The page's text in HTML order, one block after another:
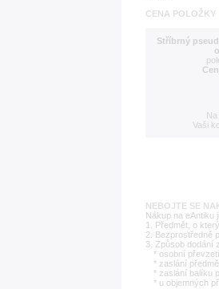
CENA POLOŽKY
Stříbrný
Vaši
NEBOJTE SE
Nákup na eAntiku
1. Předmět, o
2. Bezprostředně
3. Způsob dodání
* osobní
* zaslání
* zaslání balíku
* u objemných